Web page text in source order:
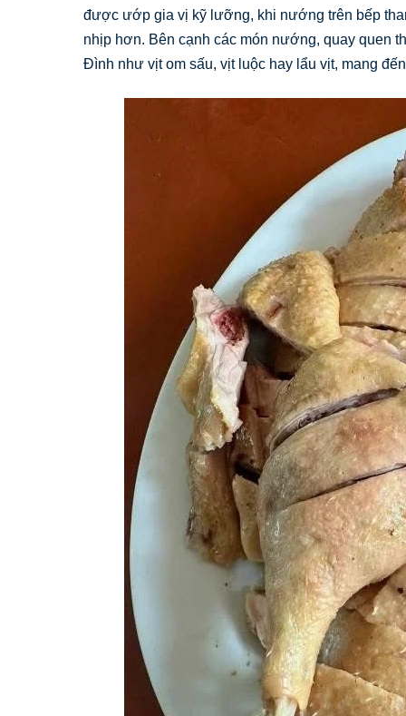
được ướp gia vị kỹ lưỡng, khi nướng trên bếp
nhịp hơn. Bên cạnh các món nướng, quay quen
Đình như vịt om sấu, vịt luộc hay lẩu vịt, mang